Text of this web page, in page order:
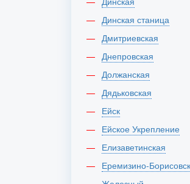
Динская станица
Дмитриевская
Днепровская
Должанская
Дядьковская
Ейск
Ейское Укрепление
Елизаветинская
Еремизино-